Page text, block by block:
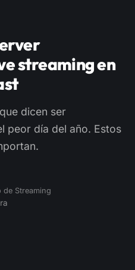
streaming en
dicen ser
peor día del año. Estos
de Streaming